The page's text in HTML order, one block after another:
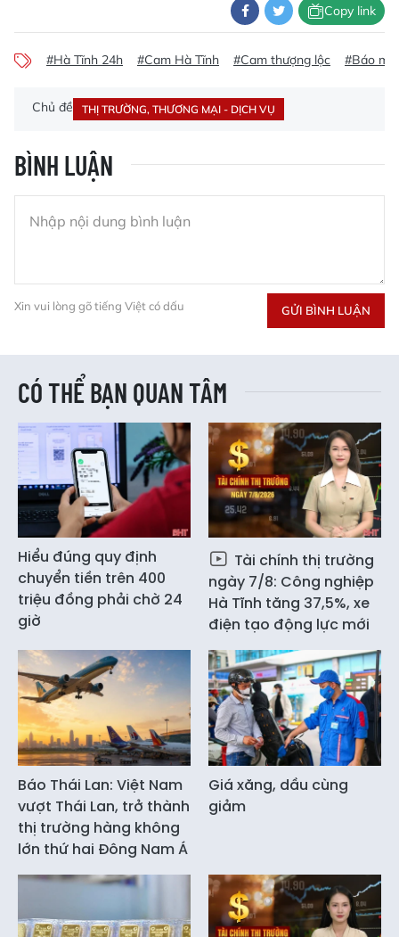
Copy link
#Hà Tĩnh 24h #Cam Hà Tĩnh #Cam thượng lộc #Báo
Chủ đề THỊ TRƯỜNG, THƯƠNG MẠI - DỊCH VỤ
BÌNH LUẬN
Xin vui lòng gõ tiếng Việt có dấu GỬI BÌNH LUẬN
CÓ THỂ BẠN QUAN TÂM
Hiểu đúng quy định
chuyển tiền trên 400
triệu đồng phải chờ 24
giờ
Tài chính thị trường
ngày 7/8: Công nghiệp
Hà Tĩnh tăng 37,5%, xe
điện tạo động lực mới
Báo Thái Lan: Việt Nam
vượt Thái Lan, trở thành
thị trường hàng không
lớn thứ hai Đông Nam Á
Giá xăng, dầu cùng
giảm